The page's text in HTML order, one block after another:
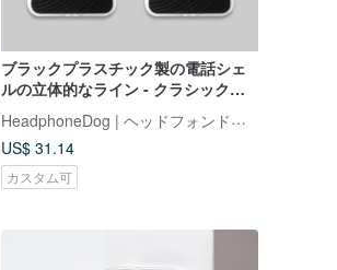
ブラックプラスチック製の電話シェ
ルの立体的なライン - クラシックな
、Huawei、Samsung)
HeadphoneDog | ヘッドフォンドッグ
US$ 31.14
カスタム可